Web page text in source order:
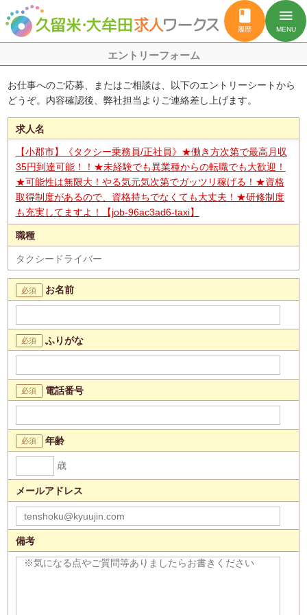
book
履歴
menu
MENU
エントリーフォーム
お仕事へのご応募、またはご相談は、以下のエントリーシートから
どうぞ。内容確認後、弊社担当よりご連絡差し上げます。
求人名
【小郡市】《タクシー乗務員/正社員》★働き方次第で最高月収
35円到達可能！！★未経験でも異業種からの転職でも大歓迎！
★可能性は無限大！やる気元気次第でガッツリ稼げる！★資格
取得制度があるので、資格持ちでなくても大丈夫！★研修制度
も充実してますよ！【job-96ac3ad6-taxi】
職種
タクシードライバー
お名前
ふりがな
電話番号
年齢
歳
メールアドレス
備考